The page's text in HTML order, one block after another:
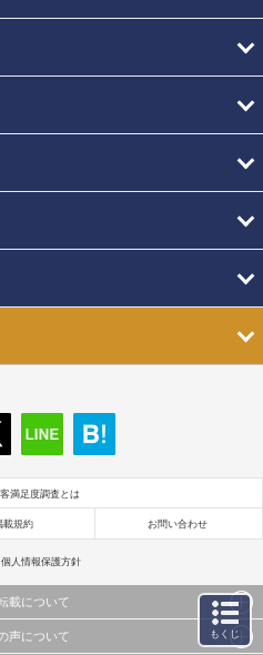
満足度調査とは
載規約 お問い合わせ
個人情報保護方針
載について
イラスト、画像データ等）及びこれらの配置・
声について もくじ